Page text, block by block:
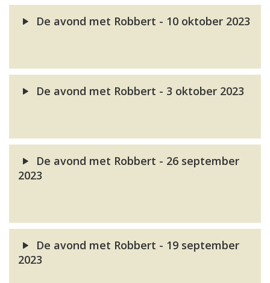
De avond met Robbert - 10 oktober 2023
De avond met Robbert - 3 oktober 2023
De avond met Robbert - 26 september
2023
De avond met Robbert - 19 september
2023